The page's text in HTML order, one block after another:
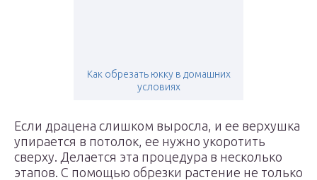
Как обрезать юкку в домашних
условиях
Если драцена слишком выросла, и ее верхушка
упирается в потолок, ее нужно укоротить
сверху. Делается эта процедура в несколько
этапов. С помощью обрезки растение не только